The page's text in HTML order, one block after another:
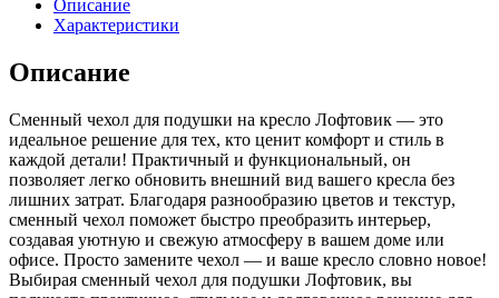
подушки
Лофтовик
кресло
экокожа
Описание
Характеристики
Описание
Сменный чехол для подушки на кресло Лофтовик — это
идеальное решение для тех, кто ценит комфорт и стиль в
каждой детали! Практичный и функциональный, он
позволяет легко обновить внешний вид вашего кресла без
лишних затрат. Благодаря разнообразию цветов и текстур,
сменный чехол поможет быстро преобразить интерьер,
создавая уютную и свежую атмосферу в вашем доме или
офисе. Просто замените чехол — и ваше кресло словно новое!
Выбирая сменный чехол для подушки Лофтовик, вы